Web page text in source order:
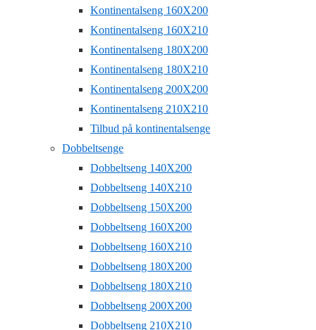
Kontinentalseng 160X200
Kontinentalseng 160X210
Kontinentalseng 180X200
Kontinentalseng 180X210
Kontinentalseng 200X200
Kontinentalseng 210X210
Tilbud på kontinentalsenge
Dobbeltsenge
Dobbeltseng 140X200
Dobbeltseng 140X210
Dobbeltseng 150X200
Dobbeltseng 160X200
Dobbeltseng 160X210
Dobbeltseng 180X200
Dobbeltseng 180X210
Dobbeltseng 200X200
Dobbeltseng 210X210